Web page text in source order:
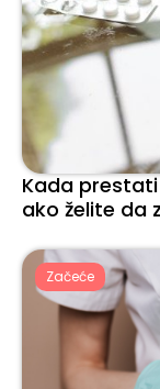
Kada
ako želite da
Začeće